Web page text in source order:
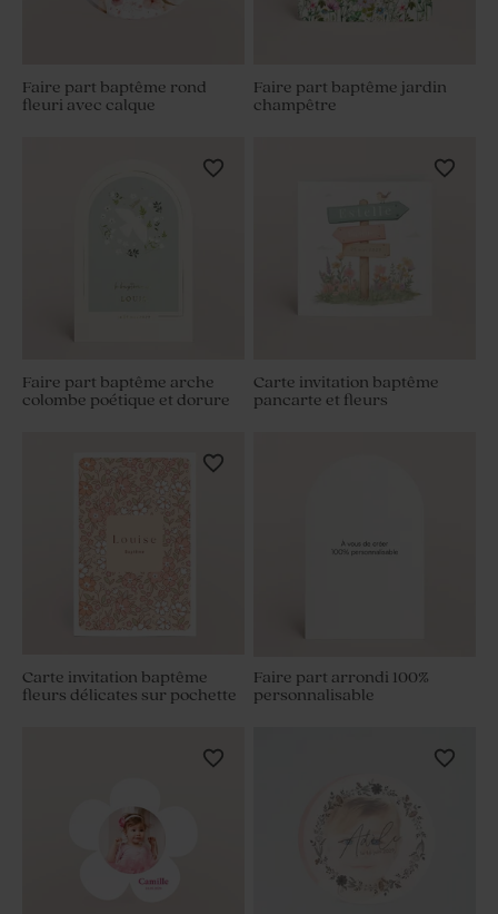
Faire part arrondi 100%
personnalisable
Faire part baptême rond
fleuri avec calque
Faire part baptême jardin
champêtre
Faire part baptême arche
colombe poétique et dorure
Carte invitation baptême
pancarte et fleurs
Carte invitation baptême
fleurs délicates sur pochette